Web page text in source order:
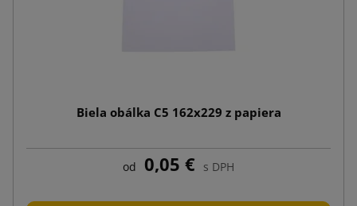
Biela obálka C5 162x229 z papiera
od 0,05 € s DPH